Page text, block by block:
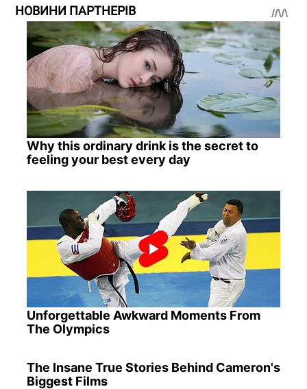
НОВИНИ ПАРТНЕРІВ
Why this ordinary drink is the secret to
feeling your best every day
Unforgettable Awkward Moments From
The Olympics
The Insane True Stories Behind Cameron's
Biggest Films